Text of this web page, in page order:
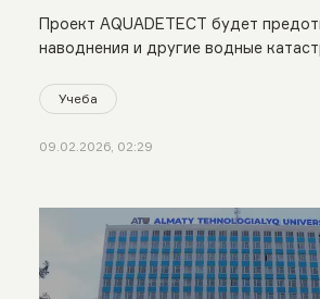
международном
Проект AQUADETECT будет
наводнения и другие водные
Учеба
09.02.2026, 02:29